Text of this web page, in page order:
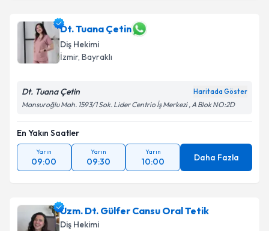
Dt. Tuana Çetin
Diş Hekimi
İzmir, Bayraklı
Dt. Tuana Çetin Haritada Göster
Mansuroğlu Mah. 1593/1 Sok. Lider Centrio İş Merkezi , A Blok NO:2D
En Yakın Saatler
Yarın
09:00
Yarın
09:30
Yarın
10:00 Daha Fazla
Uzm. Dt. Gülfer Cansu Oral Tetik
Diş Hekimi